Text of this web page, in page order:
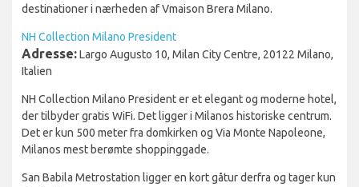
destinationer i nærheden af Vmaison Brera Milano.
NH Collection Milano President
Adresse:Largo Augusto 10, Milan City Centre, 20122 Milano,
Italien
NH Collection Milano President er et elegant og moderne hotel,
der tilbyder gratis WiFi. Det ligger i Milanos historiske centrum.
Det er kun 500 meter fra domkirken og Via Monte Napoleone,
Milanos mest berømte shoppinggade.
San Babila Metrostation ligger en kort gåtur derfra og tager kun